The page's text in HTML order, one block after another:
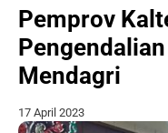
Pemprov
Mendagri
17 April 2023